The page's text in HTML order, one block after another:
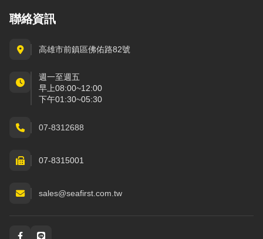
聯絡資訊
高雄市前鎮區佛佑路82號
週一至週五
早上08:00~12:00
下午01:30~05:30
07-8312688
07-8315001
sales@seafirst.com.tw